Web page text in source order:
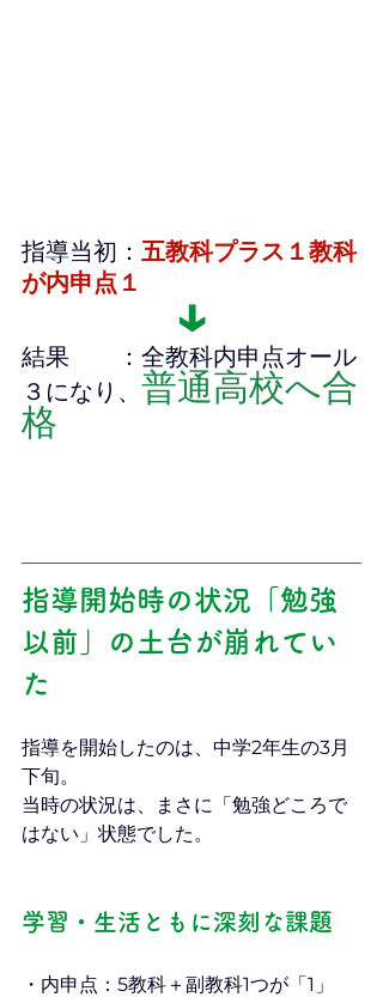
指導当初： 五教科プラス１教科
が内申点１
↓
結果　　：全教科内申点オール
３になり、 普通高校へ合
格
指導開始時の状況「勉強
以前」の土台が崩れてい
た
指導を開始したのは、中学2年生の3月
下旬。
当時の状況は、まさに「勉強どころで
はない」状態でした。
学習・生活ともに深刻な課題
・内申点：5教科＋副教科1つが「1」